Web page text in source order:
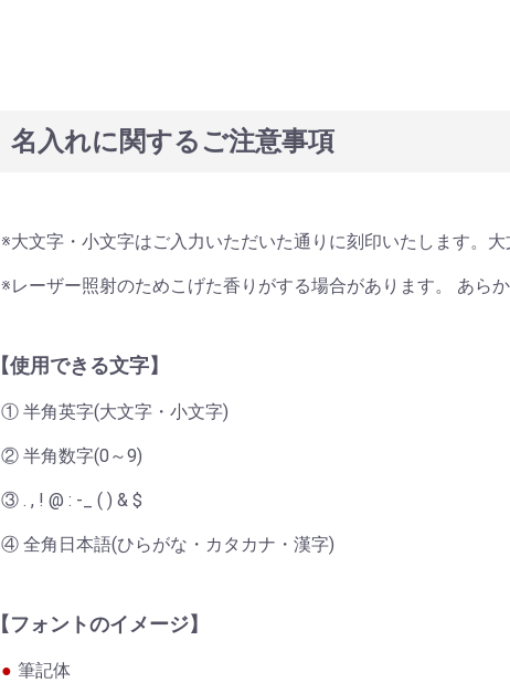
名入れに関するご注意事項
大文字・小文字はご入力いただいた通りに刻印いたします。
レーザー照射のためこげた香りがする場合があります。 あら
【使用できる文字】
① 半角英字(大文字・小文字)
② 半角数字(0～9)
③ . , ! @ : -_ ( ) & $
④ 全角日本語(ひらがな・カタカナ・漢字)
【フォントのイメージ】
筆記体